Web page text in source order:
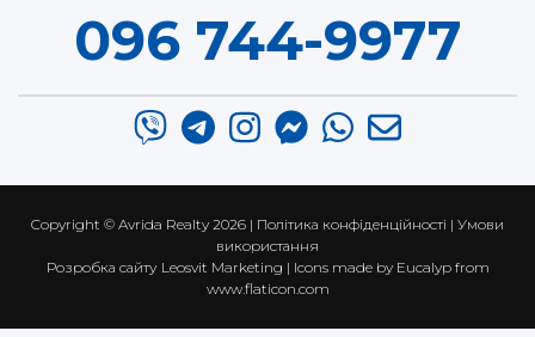
096 744-9977
Copyright © Avrida Realty 2026 | Політика конфіденційності | Умови
використання
Розробка сайту Leosvit Marketing | Icons made by Eucalypfrom
www.flaticon.com